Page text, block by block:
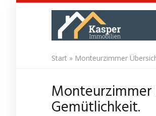
Start » Monteurzimmer
Gemütlichkeit.